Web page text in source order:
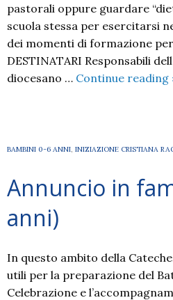
pastorali oppure guardare
scuola stessa per esercitarsi
dei momenti di formazione
DESTINATARI Responsabili
diocesano … Continue reading
BAMBINI 0-6 ANNI, INIZIAZIONE CRISTIANA
Annuncio in
anni)
In questo ambito della
utili per la preparazione del
Celebrazione e